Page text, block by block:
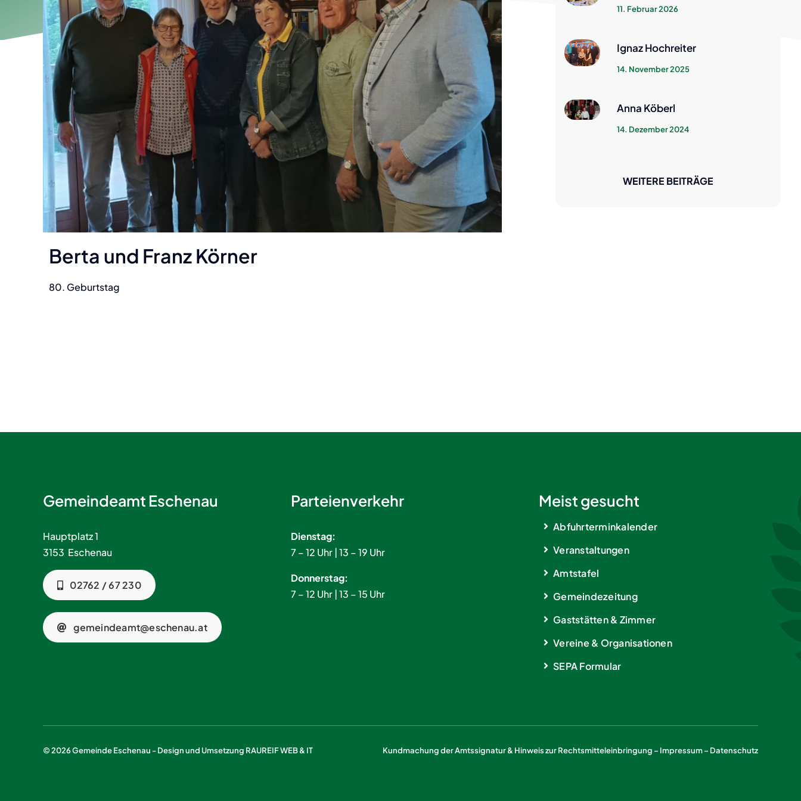
Ehrenringträger
Hausnamen in Eschenau
Topothek
Filmchronisten
Eschenauer Chroniken
Gemeindezeitung
Verordnungen
Abgaben & Gebühren
Eschenauer Gutschein
Rechnungsabschluss,
Voranschlag &
Gebarungseinschau
Zukunftschancen
Obstbau
Zukunftschancen
Gewerbebetriebe
Reisepass, Personalausweis &
Fundamt
Zustellung digital
NÖ Atlas
NÖ Bauordnung
Berta und Franz Körner
80. Geburtstag
11. Februar 2026
Ignaz Hochreiter
14. November 2025
Anna Köberl
14. Dezember 2024
WEITERE BEITRÄGE
Gemeindeamt Eschenau
Hauptplatz 1
3153 Eschenau
02762 / 67 230
gemeindeamt@eschenau.at
Parteienverkehr
Dienstag:
7 – 12 Uhr | 13 – 19 Uhr
Donnerstag:
7 – 12 Uhr | 13 – 15 Uhr
Meist gesucht
Abfuhrterminkalender
Veranstaltungen
Amtstafel
Gemeindezeitung
Gaststätten & Zimmer
Vereine & Organisationen
SEPA Formular
© 2026 Gemeinde Eschenau - Design und Umsetzung RAUREIF WEB & IT Kundmachung der Amtssignatur & Hinweis zur Rechtsmitteleinbringung – Impressum– Datenschutz